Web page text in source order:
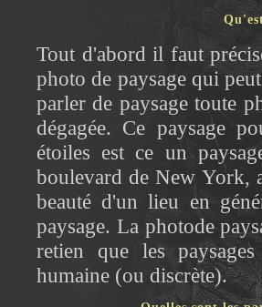
Tout d'abord il faut
photo de paysage qui
parler de paysage toute
dégagée. Ce paysage
étoiles est ce un
boulevard de New York,
beauté d'un lieu en
paysage. La photode
retien que les
humaine (ou discrète).